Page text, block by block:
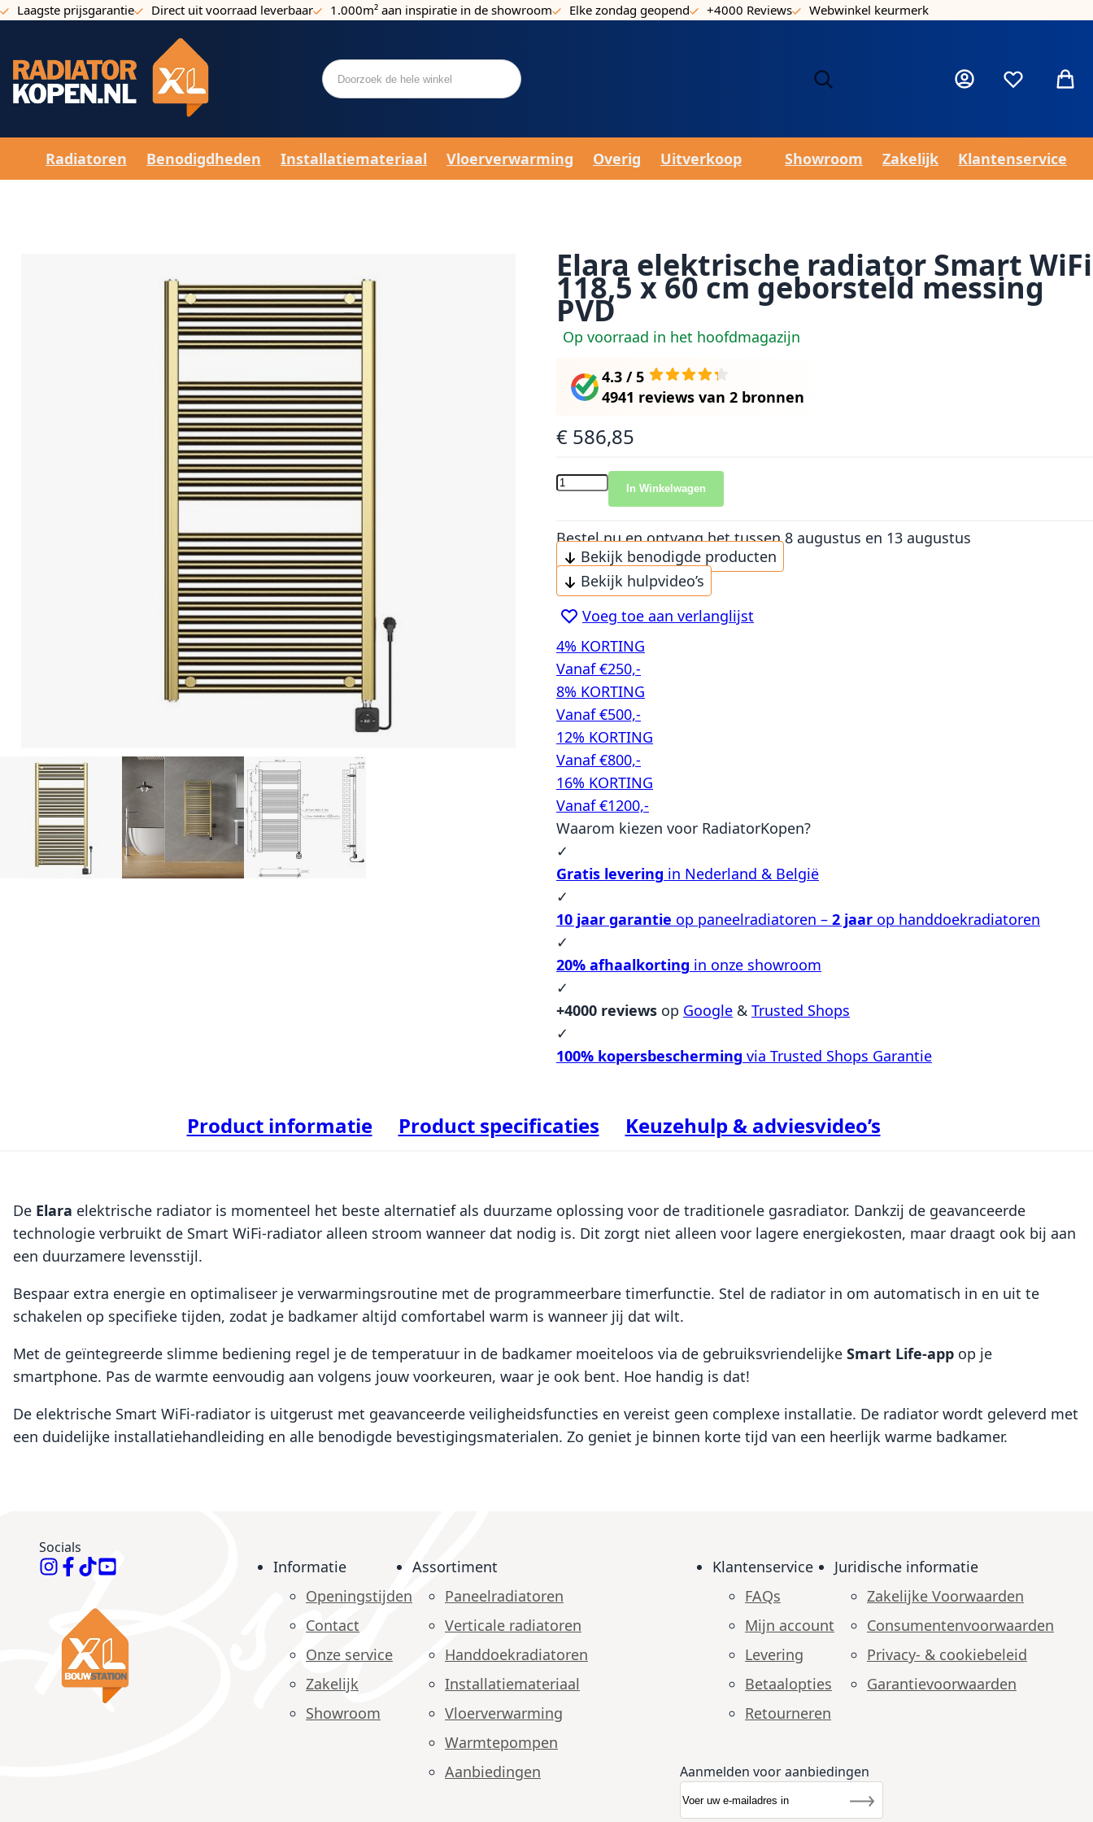
Ga naar de inhoud
Laagste prijsgarantie Direct uit voorraad leverbaar 1.000m² aan inspiratie in de showroom Elke zondag geopend +4000 Reviews Webwinkel keurmerk
Mijn accountVerlanglijst
Radiatoren Benodigdheden Installatiemateriaal Vloerverwarming Overig Uitverkoop Showroom Zakelijk Klantenservice
Elara elektrische radiator Smart WiFi
118,5 x 60 cm geborsteld messing
PVD
Op voorraad in het hoofdmagazijn
4.3 / 5
4941 reviews van 2 bronnen
€ 586,85
In Winkelwagen
Bestel nu en ontvang het tussen 8 augustus en 13 augustus
Bekijk benodigde producten
Bekijk hulpvideo’s
Voeg toe aan verlanglijst
4% KORTING
Vanaf €250,-
8% KORTING
Vanaf €500,-
12% KORTING
Vanaf €800,-
16% KORTING
Vanaf €1200,-
Waarom kiezen voor RadiatorKopen?
✓
Gratis levering in Nederland & België
✓
10 jaar garantie op paneelradiatoren – 2 jaar op handdoekradiatoren
✓
20% afhaalkorting in onze showroom
✓
+4000 reviews op Google & Trusted Shops
✓
100% kopersbescherming via Trusted Shops Garantie
Product informatie
De Elara elektrische radiator is momenteel het beste alternatief als duurzame oplossing voor de traditionele gasradiator. Dankzij de geavanceerde
technologie verbruikt de Smart WiFi-radiator alleen stroom wanneer dat nodig is. Dit zorgt niet alleen voor lagere energiekosten, maar draagt ook bij aan
een duurzamere levensstijl.
Bespaar extra energie en optimaliseer je verwarmingsroutine met de programmeerbare timerfunctie. Stel de radiator in om automatisch in en uit te
schakelen op specifieke tijden, zodat je badkamer altijd comfortabel warm is wanneer jij dat wilt.
Met de geïntegreerde slimme bediening regel je de temperatuur in de badkamer moeiteloos via de gebruiksvriendelijke Smart Life-app op je
smartphone. Pas de warmte eenvoudig aan volgens jouw voorkeuren, waar je ook bent. Hoe handig is dat!
De elektrische Smart WiFi-radiator is uitgerust met geavanceerde veiligheidsfuncties en vereist geen complexe installatie. De radiator wordt geleverd met
een duidelijke installatiehandleiding en alle benodigde bevestigingsmaterialen. Zo geniet je binnen korte tijd van een heerlijk warme badkamer.
Product specificaties Keuzehulp & adviesvideo’s
Socials
Informatie
Openingstijden
Contact
Onze service
Zakelijk
Showroom
Assortiment
Paneelradiatoren
Verticale radiatoren
Handdoekradiatoren
Installatiemateriaal
Vloerverwarming
Warmtepompen
Aanbiedingen
Klantenservice
FAQs
Mijn account
Levering
Betaalopties
Retourneren
Juridische informatie
Zakelijke Voorwaarden
Consumenten­voorwaarden
Privacy- & cookiebeleid
Garantie­voorwaarden
Aanmelden voor aanbiedingen
Nieuwsbrief
Inschrijven